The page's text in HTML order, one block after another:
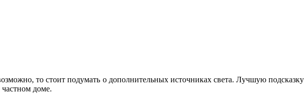
то стоит подумать о дополнительных источниках света. Лучшую подсказку
доме.